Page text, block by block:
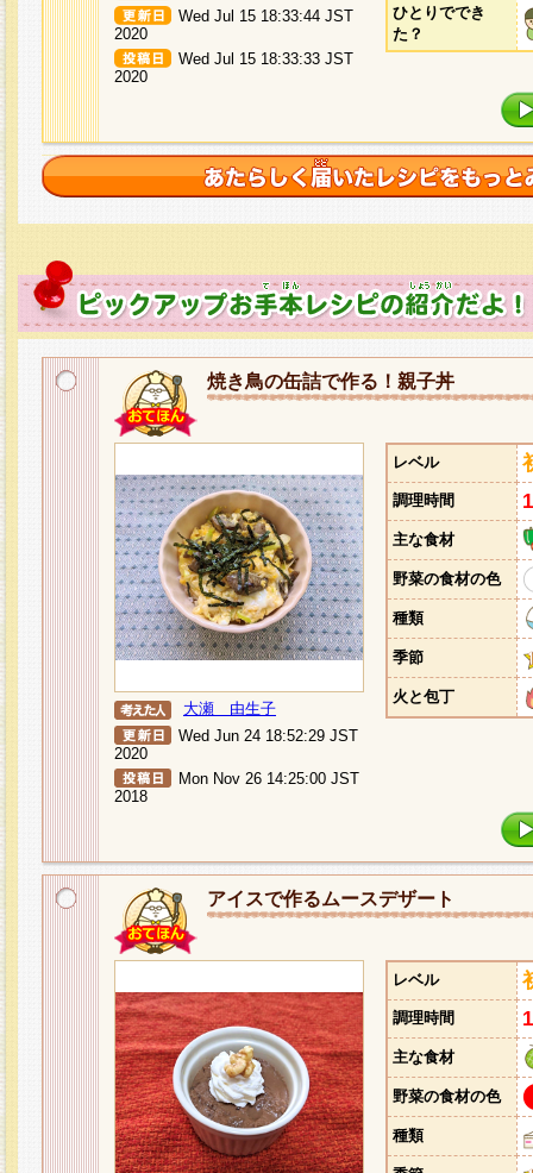
Wed Jul 15 18:33:44 JST
2020
Wed Jul 15 18:33:33 JST
2020
ひとりででき
た？
焼き鳥の缶詰で作る！親子丼
大瀬 由生子
Wed Jun 24 18:52:29 JST
2020
Mon Nov 26 14:25:00 JST
2018
レベル
調理時間
主な食材
野菜の食材の色
種類
季節
火と包丁
アイスで作るムースデザート
レベル
調理時間
主な食材
野菜の食材の色
種類